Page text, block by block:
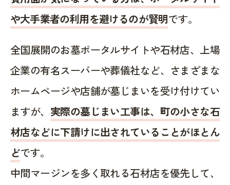
や大手業者の利用を避けるのが賢明です。
全国展開のお墓ポータルサイトや石材店、上場
企業の有名スーパーや葬儀社など、さまざまな
ホームページや店舗が墓じまいを受け付けてい
ますが、 実際の墓じまい工事は、町の小さな石
材店などに下請けに出されていることがほとん
どです。
中間マージンを多く取れる石材店を優先して、